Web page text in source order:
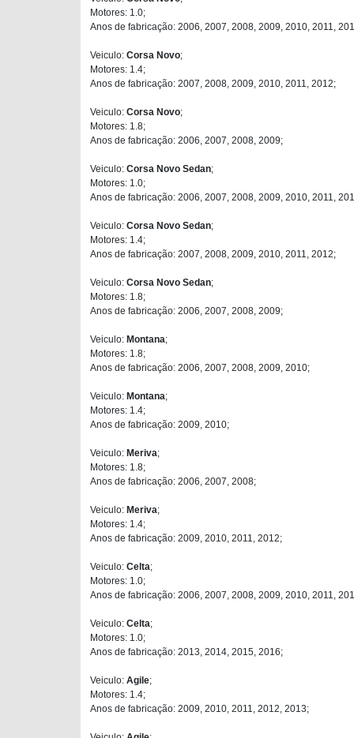
Motores: 1.0;
Anos de fabricação: 2006, 2007, 2008, 2009, 2010, 2011,
Veiculo: Corsa Novo;
Motores: 1.4;
Anos de fabricação: 2007, 2008, 2009, 2010, 2011, 2012;
Veiculo: Corsa Novo;
Motores: 1.8;
Anos de fabricação: 2006, 2007, 2008, 2009;
Veiculo: Corsa Novo Sedan;
Motores: 1.0;
Anos de fabricação: 2006, 2007, 2008, 2009, 2010, 2011,
Veiculo: Corsa Novo Sedan;
Motores: 1.4;
Anos de fabricação: 2007, 2008, 2009, 2010, 2011, 2012;
Veiculo: Corsa Novo Sedan;
Motores: 1.8;
Anos de fabricação: 2006, 2007, 2008, 2009;
Veiculo: Montana;
Motores: 1.8;
Anos de fabricação: 2006, 2007, 2008, 2009, 2010;
Veiculo: Montana;
Motores: 1.4;
Anos de fabricação: 2009, 2010;
Veiculo: Meriva;
Motores: 1.8;
Anos de fabricação: 2006, 2007, 2008;
Veiculo: Meriva;
Motores: 1.4;
Anos de fabricação: 2009, 2010, 2011, 2012;
Veiculo: Celta;
Motores: 1.0;
Anos de fabricação: 2006, 2007, 2008, 2009, 2010, 2011,
Veiculo: Celta;
Motores: 1.0;
Anos de fabricação: 2013, 2014, 2015, 2016;
Veiculo: Agile;
Motores: 1.4;
Anos de fabricação: 2009, 2010, 2011, 2012, 2013;